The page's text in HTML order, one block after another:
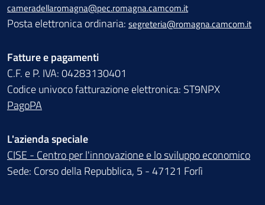
cameradellaromagna@pec.romagna.camcom.it
Posta elettronica ordinaria: segreteria@romagna.camcom.it
Fatture e pagamenti
C.F. e P. IVA: 04283130401
Codice univoco fatturazione elettronica: ST9NPX
PagoPA
L'azienda speciale
CISE - Centro per l'innovazione e lo sviluppo economico
Sede: Corso della Repubblica, 5 - 47121 Forlì